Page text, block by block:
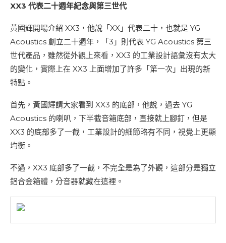
XX3 代表二十週年紀念與第三世代
黃國輝開場介紹 XX3，他說「XX」代表二十，也就是 YG
Acoustics 創立二十週年，「3」則代表 YG Acoustics 第三
世代產品，雖然從外觀上來看，XX3 的工業設計語彙沒有太大
的變化，實際上在 XX3 上面增加了許多「第一次」出現的新
特點。
首先，黃國輝請大家看到 XX3 的底部，他說，過去 YG
Acoustics 的喇叭，下半截音箱底部，直接就上腳釘，但是
XX3 的底部多了一截，工業設計的細節略有不同，視覺上更顯
均衡。
不過，XX3 底部多了一截，不完全是為了外觀，這部分是獨立
鋁合金箱體，分音器就藏在這裡。